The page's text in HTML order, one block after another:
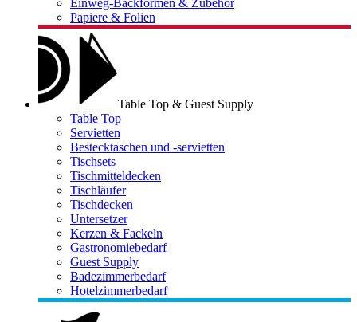
Einweg-Backformen & Zubehör
Papiere & Folien
Table Top & Guest Supply
Table Top
Servietten
Bestecktaschen und -servietten
Tischsets
Tischmitteldecken
Tischläufer
Tischdecken
Untersetzer
Kerzen & Fackeln
Gastronomiebedarf
Guest Supply
Badezimmerbedarf
Hotelzimmerbedarf